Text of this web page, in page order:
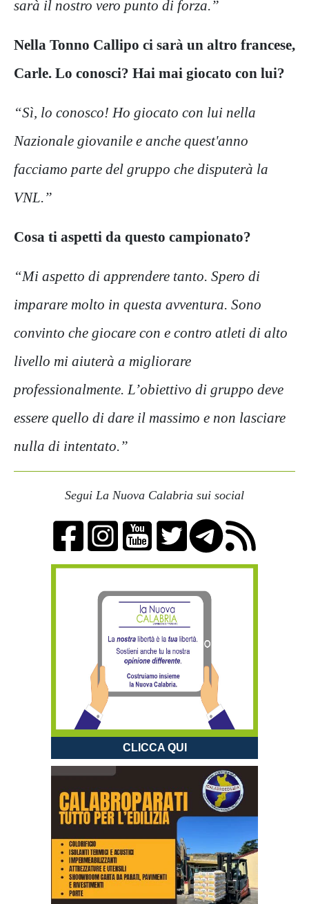
sarà il nostro vero punto di forza.”
Nella Tonno Callipo ci sarà un altro francese,
Carle. Lo conosci? Hai mai giocato con lui?
“Sì, lo conosco! Ho giocato con lui nella
Nazionale giovanile e anche quest'anno
facciamo parte del gruppo che disputerà la
VNL.”
Cosa ti aspetti da questo campionato?
“Mi aspetto di apprendere tanto. Spero di
imparare molto in questa avventura. Sono
convinto che giocare con e contro atleti di alto
livello mi aiuterà a migliorare
professionalmente. L’obiettivo di gruppo deve
essere quello di dare il massimo e non lasciare
nulla di intentato.”
Segui La Nuova Calabria sui social
CLICCA QUI